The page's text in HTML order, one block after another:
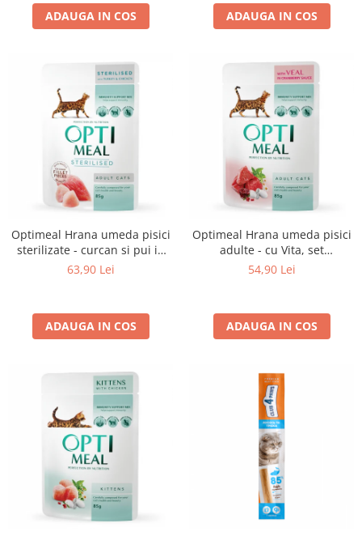
ADAUGA IN COS ADAUGA IN COS
Optimeal Hrana umeda pisici
sterilizate - curcan si pui in
sos, set 12*0,085kg
63,90 Lei
ADAUGA IN COS
Optimeal Hrana umeda pisici
adulte - cu Vita, set
12*0,085kg
54,90 Lei
ADAUGA IN COS